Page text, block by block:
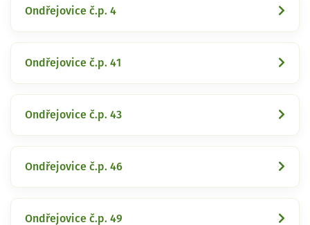
Ondřejovice č.p. 4
Ondřejovice č.p. 41
Ondřejovice č.p. 43
Ondřejovice č.p. 46
Ondřejovice č.p. 49